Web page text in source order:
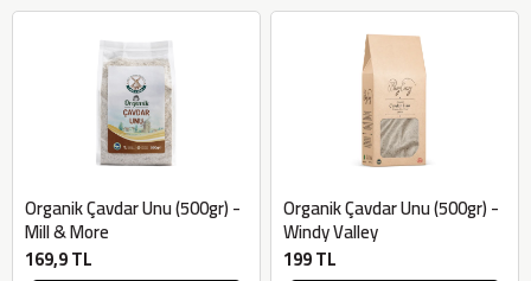
Organik Çavdar Unu (500gr) -
Mill & More
169,9 TL
Organik Çavdar Unu (500gr) -
Windy Valley
199 TL